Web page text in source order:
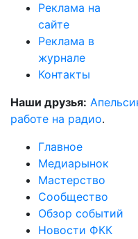
Реклама на
сайте
Реклама в
журнале
Контакты
Наши друзья:
работе на радио.
Главное
Медиарынок
Мастерство
Сообщество
Обзор событий
Новости ФКК